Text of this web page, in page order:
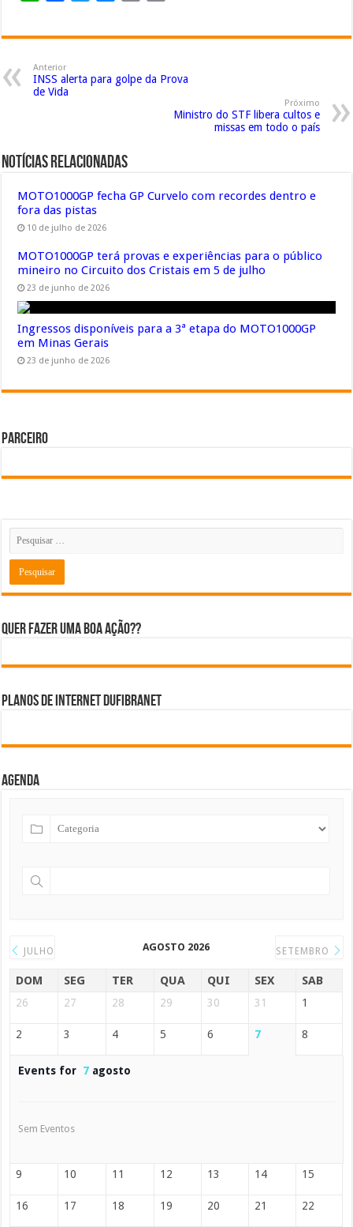
Anterior
INSS alerta para golpe da Prova
de Vida
Próximo
Ministro do STF libera cultos e
missas em todo o país
Notícias Relacionadas
MOTO1000GP fecha GP Curvelo com recordes dentro e
fora das pistas
10 de julho de 2026
MOTO1000GP terá provas e experiências para o público
mineiro no Circuito dos Cristais em 5 de julho
23 de junho de 2026
Ingressos disponíveis para a 3ª etapa do MOTO1000GP
em Minas Gerais
23 de junho de 2026
Parceiro
Quer fazer uma boa ação??
Planos de internet DUFIBRANET
Agenda
JULHO AGOSTO 2026 SETEMBRO
DOM SEG TER QUA QUI SEX SAB
26 27 28 29 30 31 1
2 3 4 5 6 7 8
Events for 7 agosto
Sem Eventos
9 10 11 12 13 14 15
16 17 18 19 20 21 22